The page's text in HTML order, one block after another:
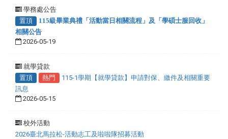
學務處公告
置頂
115級畢業典禮「活動當日相關流程」及「學碩士服回收」
相關公告
2026-05-19
就學貸款
置頂
熱門
115-1學期【就學貸款】申請對保、繳件及相關重要
訊息
2026-05-15
校外活動
2026臺北馬拉松-活動志工及啦啦隊招募活動